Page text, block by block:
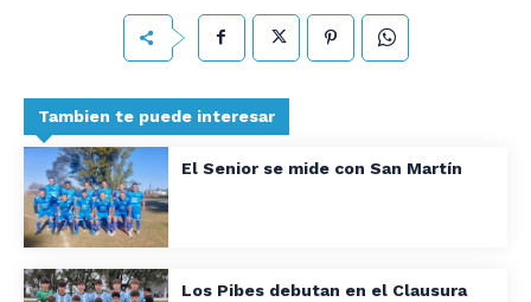
Tambien te puede interesar
El Senior se mide con San Martín
Los Pibes debutan en el Clausura